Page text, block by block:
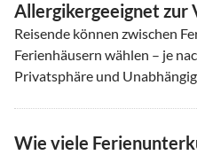
Allergikergeeignet zur
Reisende können zwischen
Ferienhäusern wählen – je
Privatsphäre und
Wie viele